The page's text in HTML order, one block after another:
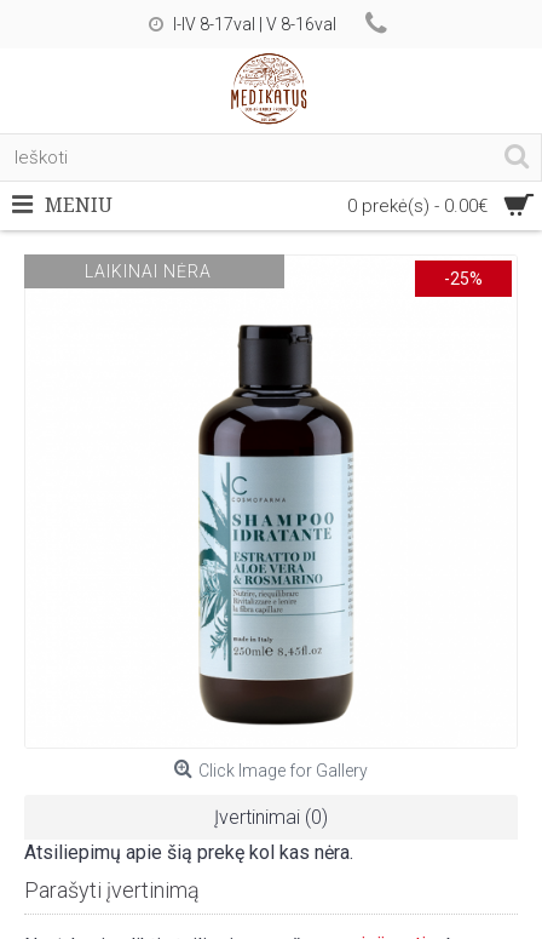
I-IV 8-17val | V 8-16val
0 prekė(s) - 0.00€
MENIU
-25%
LAIKINAI NĖRA
Click Image for Gallery
Įvertinimai (0)
Atsiliepimų apie šią prekę kol kas nėra.
Parašyti įvertinimą